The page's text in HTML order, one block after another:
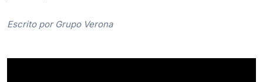
Escrito por Grupo Verona